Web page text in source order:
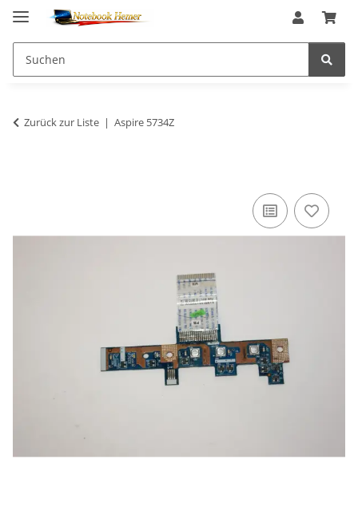
Zurück zur Liste Aspire 5734Z